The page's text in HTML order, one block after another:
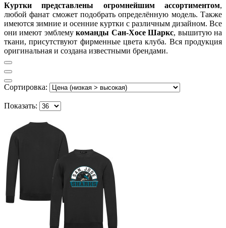
Куртки представлены огромнейшим ассортиментом,
любой фанат сможет подобрать определённую модель. Также
имеются зимние и осенние куртки с различным дизайном. Все
они имеют эмблемукоманды Сан-Хосе Шаркс, вышитую на
ткани, присутствуют фирменные цвета клуба. Вся продукция
оригинальная и создана известными брендами.
Сортировка:
Показать: